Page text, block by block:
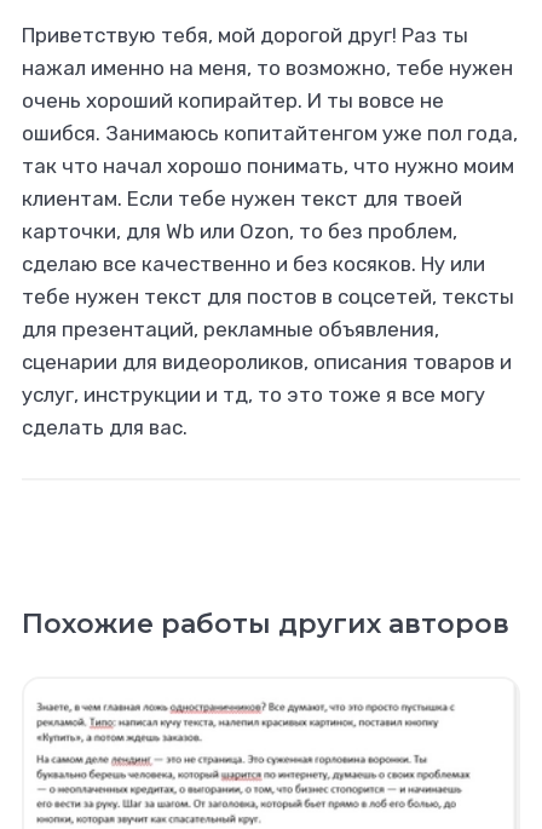
Приветствую тебя, мой дорогой друг! Раз ты
нажал именно на меня, то возможно, тебе нужен
очень хороший копирайтер. И ты вовсе не
ошибся. Занимаюсь копитайтенгом уже пол года,
так что начал хорошо понимать, что нужно моим
клиентам. Если тебе нужен текст для твоей
карточки, для Wb или Ozon, то без проблем,
сделаю все качественно и без косяков. Ну или
тебе нужен текст для постов в соцсетей, тексты
для презентаций, рекламные объявления,
сценарии для видеороликов, описания товаров и
услуг, инструкции и тд, то это тоже я все могу
сделать для вас.
Похожие работы других авторов